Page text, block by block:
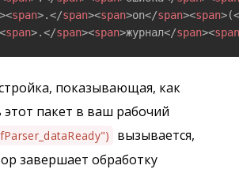
><span>.</span><span>on</span><span>(
<span>.</span><span>журнал</span><span
показывающая, как
этот пакет в ваш рабочий
вызывается,
завершает обработку